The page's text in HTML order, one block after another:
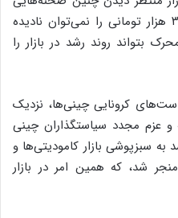
در بازار بودند. هرچند نقش دلار ۳۶ هزار تومانی را نمی‌توان نادیده
بتواند روند رشد در بازار را
کرونایی چینی‌ها، نزدیک
عزم مجدد سیاستگذاران چینی
به سبزپوشی بازار کامودیتی‌ها و
شد، که همین امر در بازار